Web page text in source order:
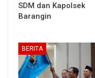
SDM dan Kapolsek
Barangin
BERITA